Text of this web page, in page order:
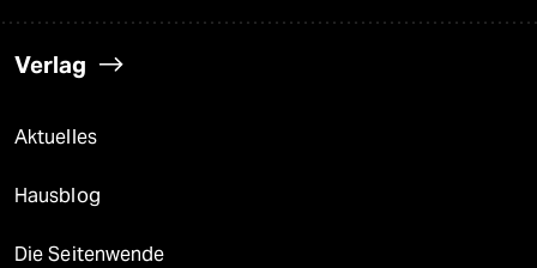
Verlag
Aktuelles
Hausblog
Die Seitenwende